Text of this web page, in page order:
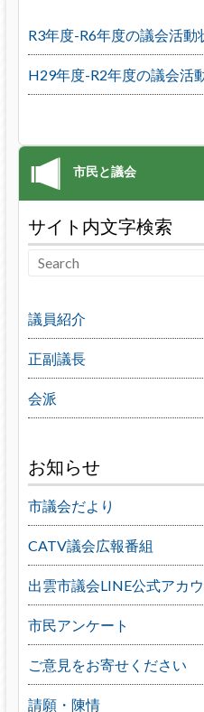
R3年度-R6年度の議会活動
H29年度-R2年度の議会活
サイト内文字検索
議員紹介
正副議長
会派
お知らせ
市議会だより
CATV議会広報番組
出雲市議会LINE公式アカ
市民アンケート
ご意見をお寄せください
請願・陳情